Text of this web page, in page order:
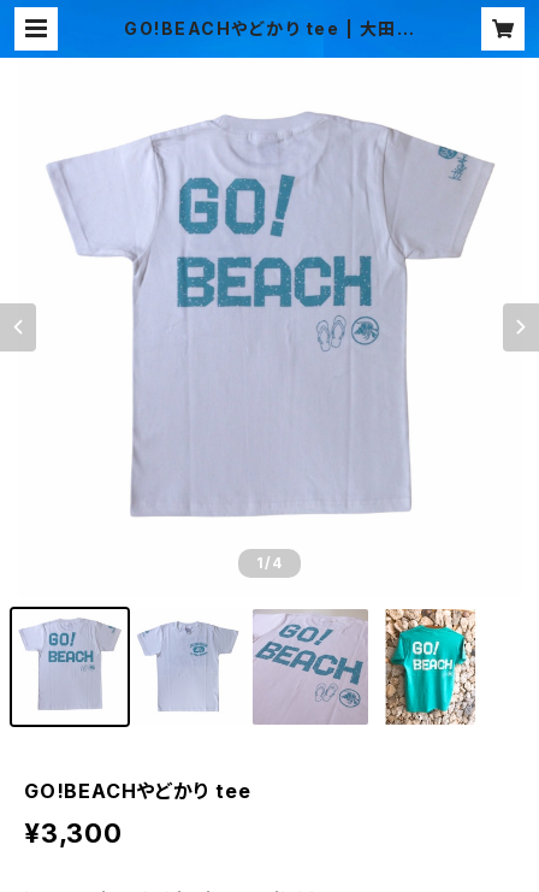
GO!BEACHやどかり tee | 大田民
1/4
GO!BEACHやどかり tee
¥3,300